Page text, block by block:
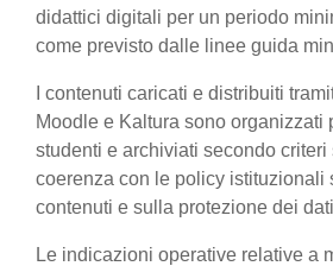
didattici digitali per un periodo
come previsto dalle linee guida
I contenuti caricati e distribuiti
Moodle e Kaltura sono organizzati
studenti e archiviati secondo criteri
coerenza con le policy istituzionali
contenuti e sulla protezione dei
Le indicazioni operative relative a